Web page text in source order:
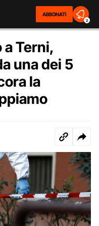
ABBONATI
2
a Terni,
una dei 5
la